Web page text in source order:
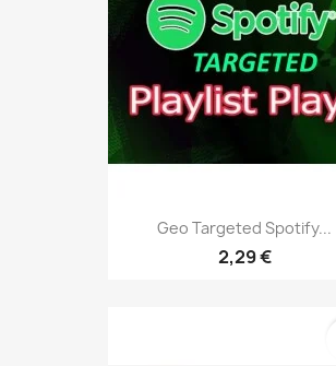
Geo Targeted Spotify...
2,29 €